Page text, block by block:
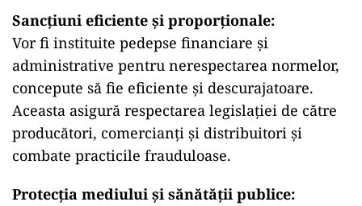
Sancțiuni eficiente și proporționale:
Vor fi instituite pedepse financiare și
administrative pentru nerespectarea normelor,
concepute să fie eficiente și descurajatoare.
Aceasta asigură respectarea legislației de către
producători, comercianți și distribuitori și
combate practicile frauduloase.
Protecția mediului și sănătății publice: